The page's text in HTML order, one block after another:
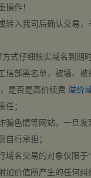
作！
转入我司后确认交易
式仔细核实域名到期
信部黑名单，被墙、
是否是高价续费 溢价
；
骗色情等网站，一旦
行承担；
名交易的对象仅限于
加价值所产生的任何